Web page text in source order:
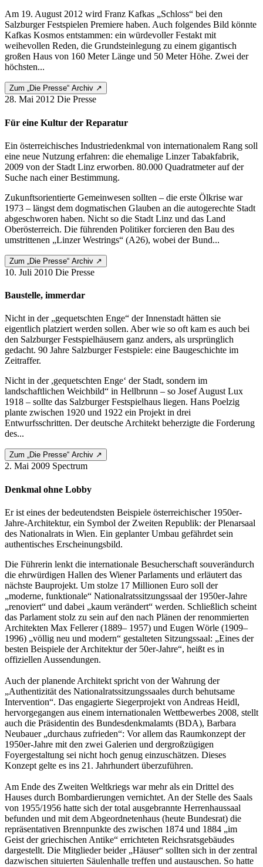
Am 19. August 2012 wird Franz Kafkas „Schloss“ bei den
Salzburger Festspielen Premiere haben. Auch folgendes Bild könnte
Kafkas Kosmos entstammen: ein würdevoller Festakt mit
weihevollen Reden, die Grundsteinlegung zu einem gigantisch
großen Haus von 160 Meter Länge und 50 Meter Höhe. Zwei der
höchsten...
Zum „Die Presse“ Archiv ↗
28. Mai 2012 Die Presse
Für eine Kultur der Reparatur
Ein österreichisches Industriedenkmal von internationalem Rang soll
eine neue Nutzung erfahren: die ehemalige Linzer Tabakfabrik,
2009 von der Stadt Linz erworben. 80.000 Quadratmeter auf der
Suche nach einer Bestimmung.
Zukunftsorientierte Gemeinwesen sollten – die erste Ölkrise war
1973 – längst dem dogmatischen Glauben an die autogerechte Stadt
abgeschworen haben. Nicht so die Stadt Linz und das Land
Oberösterreich. Die führenden Politiker forcieren den Bau des
umstrittenen „Linzer Westrings“ (A26), wobei der Bund...
Zum „Die Presse“ Archiv ↗
10. Juli 2010 Die Presse
Baustelle, immerdar
Nicht in der „gequetschten Enge“ der Innenstadt hätten sie
eigentlich platziert werden sollen. Aber wie so oft kam es auch bei
den Salzburger Festspielhäusern ganz anders, als ursprünglich
gedacht. 90 Jahre Salzburger Festspiele: eine Baugeschichte im
Zeitraffer.
Nicht in der ,gequetschten Enge‘ der Stadt, sondern im
landschaftlichen Weichbild“ in Hellbrunn – so Josef August Lux
1918 – sollte das Salzburger Festspielhaus liegen. Hans Poelzig
plante zwischen 1920 und 1922 ein Projekt in drei
Entwurfsschritten. Der deutsche Architekt beherzigte die Forderung
des...
Zum „Die Presse“ Archiv ↗
2. Mai 2009 Spectrum
Denkmal ohne Lobby
Er ist eines der bedeutendsten Beispiele österreichischer 1950er-
Jahre-Architektur, ein Symbol der Zweiten Republik: der Plenarsaal
des Nationalrats in Wien. Ein geplanter Umbau gefährdet sein
authentisches Erscheinungsbild.
Die Führerin lenkt die internationale Besucherschaft souverändurch
die ehrwürdigen Hallen des Wiener Parlaments und erläutert das
nächste Bauprojekt. Um stolze 17 Millionen Euro soll der
„moderne, funktionale“ Nationalratssitzungssaal der 1950er-Jahre
„renoviert“ und dabei „kaum verändert“ werden. Schließlich scheint
das Parlament stolz zu sein auf den nach Plänen der renommierten
Architekten Max Fellerer (1889– 1957) und Eugen Wörle (1909–
1996) „völlig neu und modern“ gestalteten Sitzungssaal: „Eines der
besten Beispiele der Architektur der 50er-Jahre“, heißt es in
offiziellen Aussendungen.
Auch der planende Architekt spricht von der Wahrung der
„Authentizität des Nationalratssitzungssaales durch behutsame
Intervention“. Das engagierte Siegerprojekt von Andreas Heidl,
hervorgegangen aus einem internationalen Wettbewerbes 2008, stellt
auch die Präsidentin des Bundesdenkmalamts (BDA), Barbara
Neubauer „durchaus zufrieden“: Vor allem das Raumkonzept der
1950er-Jahre mit den zwei Galerien und dergroßzügigen
Foyergestaltung sei nicht hoch genug einzuschätzen. Dieses
Konzept gelte es ins 21. Jahrhundert überzuführen.
Am Ende des Zweiten Weltkriegs war mehr als ein Drittel des
Hauses durch Bombardierungen vernichtet. An der Stelle des Saals
von 1955/1956 hatte sich der total ausgebrannte Herrenhaussaal
befunden und mit dem Abgeordnetenhaus (heute Bundesrat) die
repräsentativen Brennpunkte des zwischen 1874 und 1884 „im
Geist der griechischen Antike“ errichteten Reichsratsgebäudes
dargestellt. Die Mitglieder beider „Häuser“ sollten sich in der zentral
dazwischen situierten Säulenhalle treffen und austauschen. So hatte